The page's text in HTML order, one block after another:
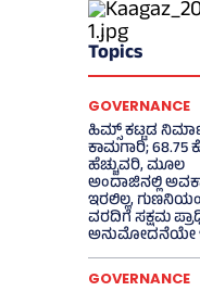
Topics
GOVERNANCE
ಹಿಮ್ಸ್‌ ಕಟ್ಟಡ
ಕಾಮಗಾರಿ; 68.75
ಹೆಚ್ಚುವರಿ, ಮೂಲ
ಅಂದಾಜಿನಲ್ಲಿ
ಇರಲಿಲ್ಲ,
ವರದಿಗೆ ಸಕ್ಷಮ
ಅನುಮೋದನೆಯೇ
GOVERNANCE